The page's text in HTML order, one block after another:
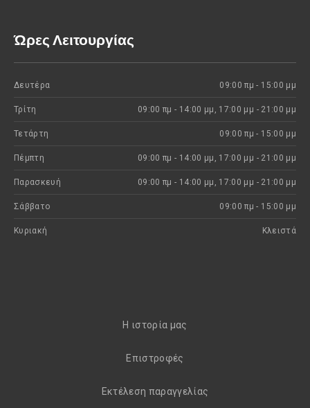
Ώρες Λειτουργίας
Δευτέρα 09:00 πμ - 15:00 μμ
Τρίτη 09:00 πμ - 14:00 μμ, 17:00 μμ - 21:00 μμ
Τετάρτη 09:00 πμ - 15:00 μμ
Πέμπτη 09:00 πμ - 14:00 μμ, 17:00 μμ - 21:00 μμ
Παρασκευή 09:00 πμ - 14:00 μμ, 17:00 μμ - 21:00 μμ
Σάββατο 09:00 πμ - 15:00 μμ
Κυριακή Kλειστά
H ιστορία μας
Eπιστροφές
Εκτέλεση παραγγελίας